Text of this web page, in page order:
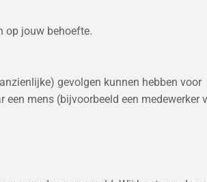
op jouw behoefte.
gevolgen kunnen hebben voor
mens (bijvoorbeeld een medewerker